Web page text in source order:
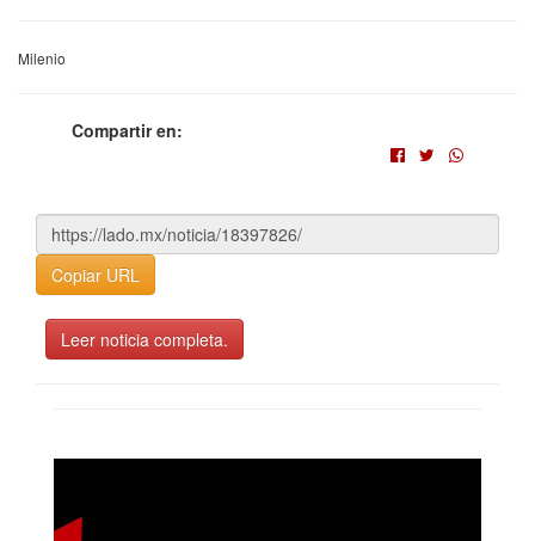
Milenio
Compartir en:
Copiar URL
Leer noticia completa.